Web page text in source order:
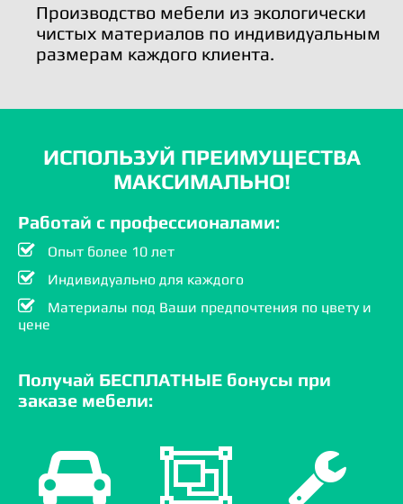
Производство мебели из экологически
чистых материалов по индивидуальным
размерам каждого клиента.
ИСПОЛЬЗУЙ ПРЕИМУЩЕСТВА
МАКСИМАЛЬНО!
Работай с профессионалами:
Опыт более 10 лет
Индивидуально для каждого
Материалы под Ваши предпочтения по цвету и
цене
Получай БЕСПЛАТНЫЕ бонусы при
заказе мебели: